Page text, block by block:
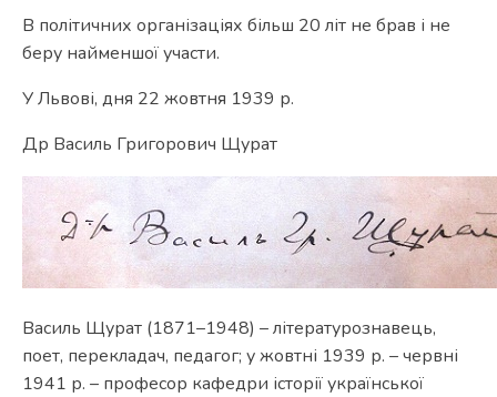
В політичних організаціях більш 20 літ не брав і не
беру найменшої участи.
У Львові, дня 22 жовтня 1939 р.
Др Василь Григорович Щурат
Василь Щурат (1871–1948) – літературознавець,
поет, перекладач, педагог; у жовтні 1939 р. – червні
1941 р. – професор кафедри історії української